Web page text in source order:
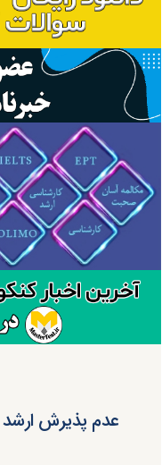
عدم پذیرش ارشد